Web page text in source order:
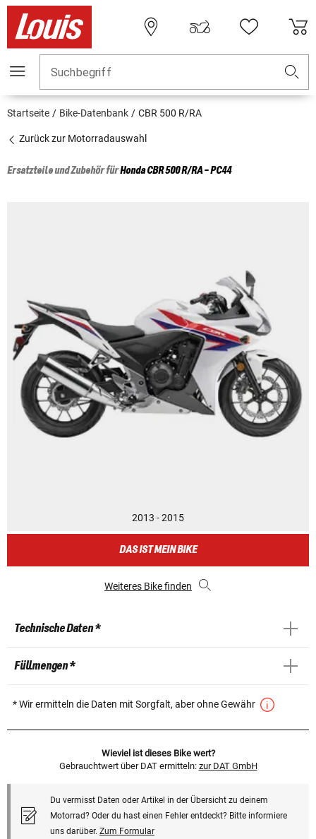
Suchbegriff
Startseite Bike-Datenbank CBR 500 R/RA
Zurück zur Motorradauswahl
Ersatzteile und Zubehör fürHondaCBR 500 R/RA - PC44
2013 - 2015
DAS IST MEIN BIKE
Weiteres Bike finden
Technische Daten *
Füllmengen *
* Wir ermitteln die Daten mit Sorgfalt, aber ohne Gewähr
Wieviel ist dieses Bike wert?
Gebrauchtwert über DAT ermitteln: zur DAT GmbH
Du vermisst Daten oder Artikel in der Übersicht zu deinem
Motorrad? Oder du hast einen Fehler entdeckt? Bitte informiere
uns darüber. Zum Formular